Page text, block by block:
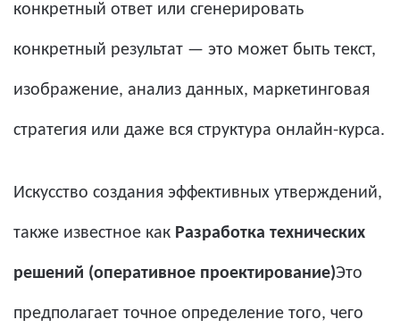
конкретный ответ или сгенерировать
конкретный результат — это может быть текст,
изображение, анализ данных, маркетинговая
стратегия или даже вся структура онлайн-курса.
Искусство создания эффективных утверждений,
также известное как Разработка технических
решений (оперативное проектирование)Это
предполагает точное определение того, чего